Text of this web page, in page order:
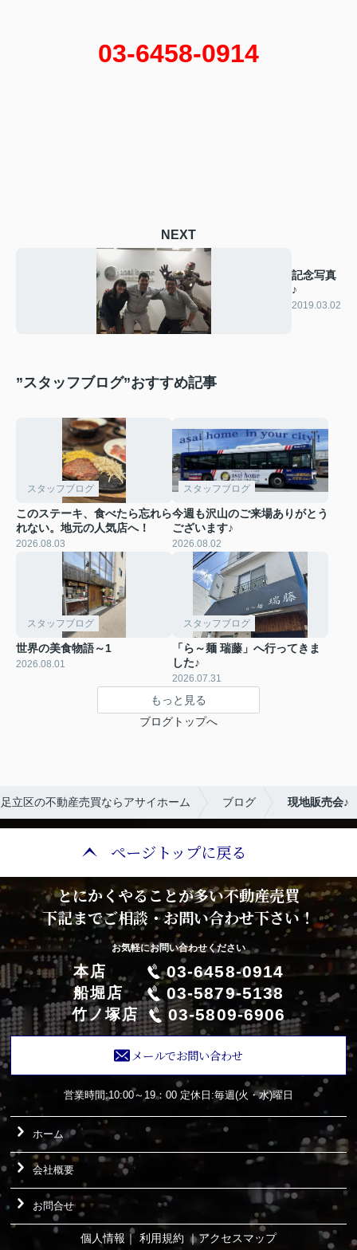
03-6458-0914
NEXT
記念写真
♪
2019.03.02
”スタッフブログ”おすすめ記事
スタッフブログ
このステーキ、食べたら忘れら
れない。地元の人気店へ！
2026.08.03
スタッフブログ
今週も沢山のご来場ありがとう
ございます♪
2026.08.02
スタッフブログ
世界の美食物語～1
2026.08.01
スタッフブログ
「ら～麺 瑞藤」へ行ってきま
した♪
2026.07.31
もっと見る
ブログトップへ
立区の不動産売買ならアサイホーム ブログ 現地販売会♪
ページトップに戻る
とにかくやることが多い不動産売買
下記までご相談・お問い合わせ下さい！
お気軽にお問い合わせください
本店 03-6458-0914
船堀店 03-5879-5138
竹ノ塚店 03-5809-6906
メールでお問い合わせ
営業時間:10:00～19：00 定休日:毎週(火・水)曜日
ホーム
会社概要
お問合せ
個人情報 ｜ 利用規約 ｜アクセスマップ